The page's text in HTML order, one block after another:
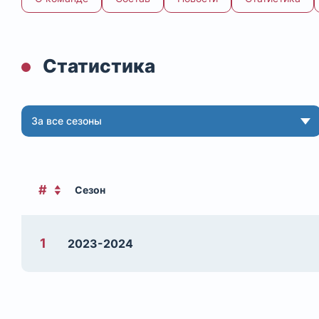
Статистика
За все сезоны
# Сезон
1 2023-2024